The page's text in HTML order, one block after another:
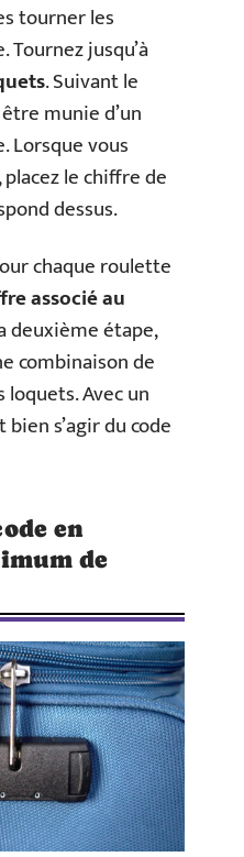
tourner les
jusqu’à
. Suivant le
munie d’un
Lorsque vous
le chiffre de
dessus.
chaque roulette
associé au
deuxième étape,
combinaison de
Avec un
s’agir du code
en
de